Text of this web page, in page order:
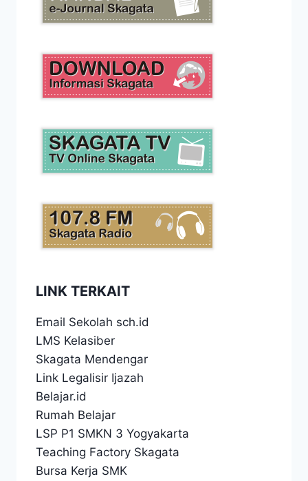
LINK TERKAIT
Email Sekolah sch.id
LMS Kelasiber
Skagata Mendengar
Link Legalisir Ijazah
Belajar.id
Rumah Belajar
LSP P1 SMKN 3 Yogyakarta
Teaching Factory Skagata
Bursa Kerja SMK